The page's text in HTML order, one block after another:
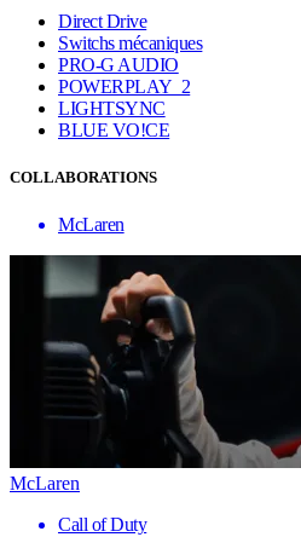
Direct Drive
Switchs mécaniques
PRO-G AUDIO
POWERPLAY 2
LIGHTSYNC
BLUE VO!CE
COLLABORATIONS
McLaren
McLaren
Call of Duty